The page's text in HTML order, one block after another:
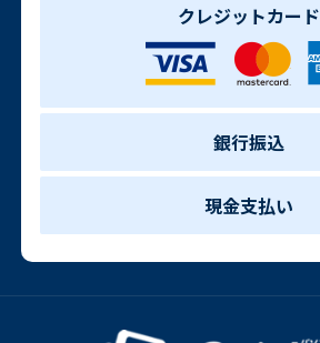
クレジットカード
銀行振込
現金支払い